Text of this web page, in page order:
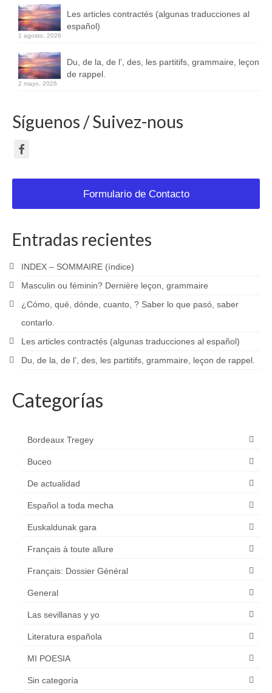
Les articles contractés (algunas traducciones al
español)
1 agosto, 2026
Du, de la, de l’, des, les partitifs, grammaire, leçon
de rappel.
2 mayo, 2026
Síguenos / Suivez-nous
Formulario de Contacto
Entradas recientes
INDEX – SOMMAIRE (índice)
Masculin ou féminin? Dernière leçon, grammaire
¿Cómo, qué, dónde, cuanto, ? Saber lo que pasó, saber
contarlo.
Les articles contractés (algunas traducciones al español)
Du, de la, de l’, des, les partitifs, grammaire, leçon de rappel.
Categorías
Bordeaux Tregey
Buceo
De actualidad
Español a toda mecha
Euskaldunak gara
Français à toute allure
Français: Dossier Général
General
Las sevillanas y yo
Literatura española
MI POESIA
Sin categoría